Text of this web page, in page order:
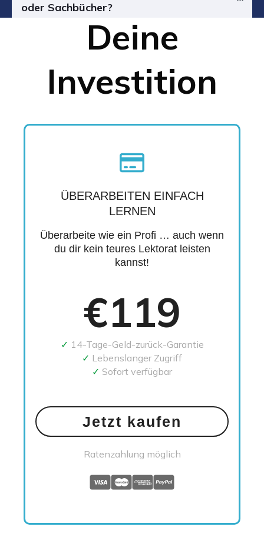
oder Sachbücher?
Deine
Investition
ÜBERARBEITEN EINFACH
LERNEN
Überarbeite wie ein Profi … auch wenn
du dir kein teures Lektorat leisten
kannst!
€119
✓ 14-Tage-Geld-zurück-Garantie
✓ Lebenslanger Zugriff
✓ Sofort verfügbar
Jetzt kaufen
Ratenzahlung möglich